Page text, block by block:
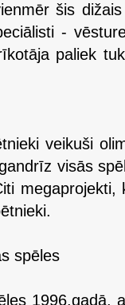
šis
-
paliek
veikuši
visās
spēles
1996.gadā,